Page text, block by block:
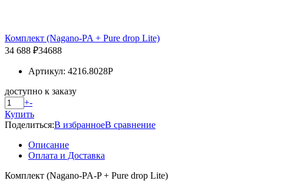
Комплект (Nagano-PA + Pure drop Lite)
34 688 ₽34688
Артикул: 4216.8028P
доступно к заказу
+-
Купить
Поделиться:В избранноеВ сравнение
Описание
Оплата и Доставка
Комплект (Nagano-PA-P + Pure drop Lite)